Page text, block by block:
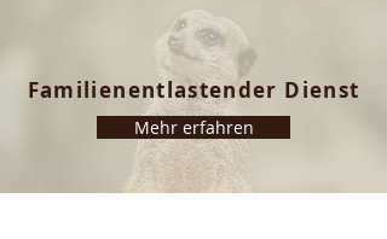
Familienentlastender Dienst
Mehr erfahren